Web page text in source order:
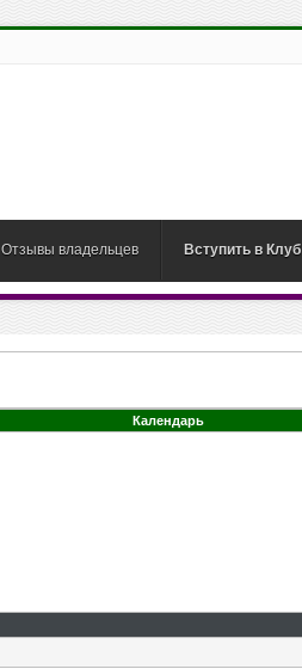
Отзывы владельцев Вступить в Клуб
Календарь